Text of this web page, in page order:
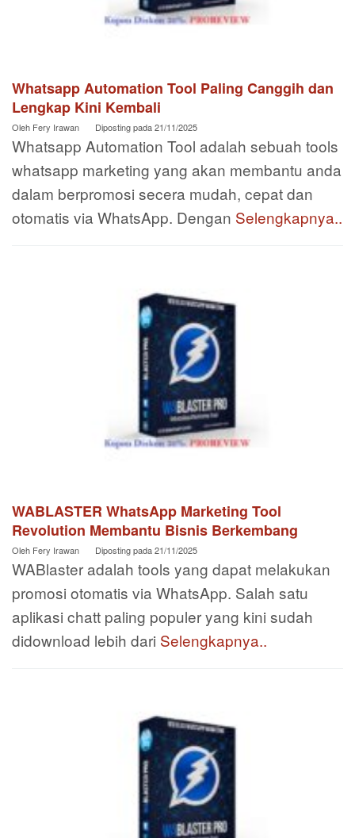
Whatsapp Automation Tool Paling Canggih dan
Lengkap Kini Kembali
Oleh Fery Irawan Diposting pada21/11/2025
Whatsapp Automation Tool adalah sebuah tools
whatsapp marketing yang akan membantu anda
dalam berpromosi secera mudah, cepat dan
otomatis via WhatsApp. Dengan Selengkapnya..
WABLASTER WhatsApp Marketing Tool
Revolution Membantu Bisnis Berkembang
Oleh Fery Irawan Diposting pada21/11/2025
WABlaster adalah tools yang dapat melakukan
promosi otomatis via WhatsApp. Salah satu
aplikasi chatt paling populer yang kini sudah
didownload lebih dari Selengkapnya..